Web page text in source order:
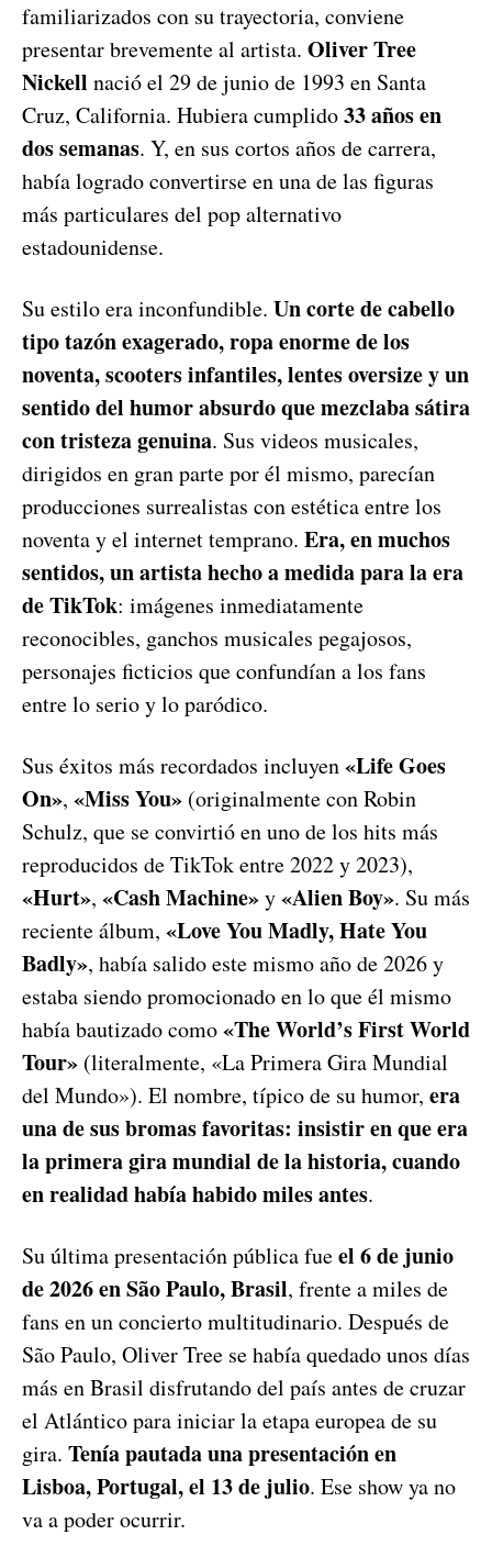
familiarizados con su trayectoria, conviene
presentar brevemente al artista. Oliver Tree
Nickell nació el 29 de junio de 1993 en Santa
Cruz, California. Hubiera cumplido33 años en
dos semanas. Y, en sus cortos años de carrera,
había logrado convertirse en una de las figuras
más particulares del pop alternativo
estadounidense.
Su estilo era inconfundible. Un corte de cabello
tipo tazón exagerado, ropa enorme de los
noventa, scooters infantiles, lentes oversize y un
sentido del humor absurdo que mezclaba sátira
con tristeza genuina. Sus videos musicales,
dirigidos en gran parte por él mismo, parecían
producciones surrealistas con estética entre los
noventa y el internet temprano. Era, en muchos
sentidos, un artista hecho a medida para la era
de TikTok: imágenes inmediatamente
reconocibles, ganchos musicales pegajosos,
personajes ficticios que confundían a los fans
entre lo serio y lo paródico.
Sus éxitos más recordados incluyen«Life Goes
On», «Miss You» (originalmente con Robin
Schulz, que se convirtió en uno de los hits más
reproducidos de TikTok entre 2022 y 2023),
«Hurt», «Cash Machine»y«Alien Boy». Su más
reciente álbum, «Love You Madly, Hate You
Badly», había salido este mismo año de 2026 y
estaba siendo promocionado en lo que él mismo
había bautizado como«The World’s First World
Tour» (literalmente, «La Primera Gira Mundial
del Mundo»). El nombre, típico de su humor, era
una de sus bromas favoritas: insistir en que era
la primera gira mundial de la historia, cuando
en realidad había habido miles antes.
Su última presentación pública fueel 6 de junio
de 2026 en São Paulo, Brasil, frente a miles de
fans en un concierto multitudinario. Después de
São Paulo, Oliver Tree se había quedado unos días
más en Brasil disfrutando del país antes de cruzar
el Atlántico para iniciar la etapa europea de su
gira. Tenía pautada una presentación en
Lisboa, Portugal, el 13 de julio. Ese show ya no
va a poder ocurrir.